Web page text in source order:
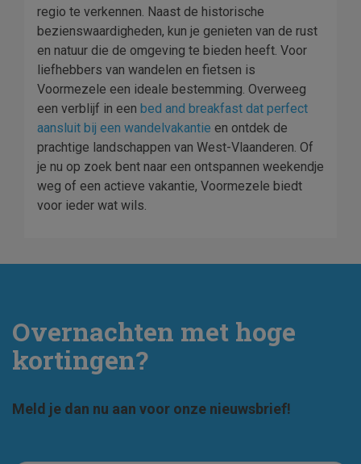
regio te verkennen. Naast de historische
bezienswaardigheden, kun je genieten van de rust
en natuur die de omgeving te bieden heeft. Voor
liefhebbers van wandelen en fietsen is
Voormezele een ideale bestemming. Overweeg
een verblijf in een bed and breakfast dat perfect
aansluit bij een wandelvakantie en ontdek de
prachtige landschappen van West-Vlaanderen. Of
je nu op zoek bent naar een ontspannen weekendje
weg of een actieve vakantie, Voormezele biedt
voor ieder wat wils.
Overnachten met hoge
kortingen?
Meld je dan nu aan voor onze nieuwsbrief!